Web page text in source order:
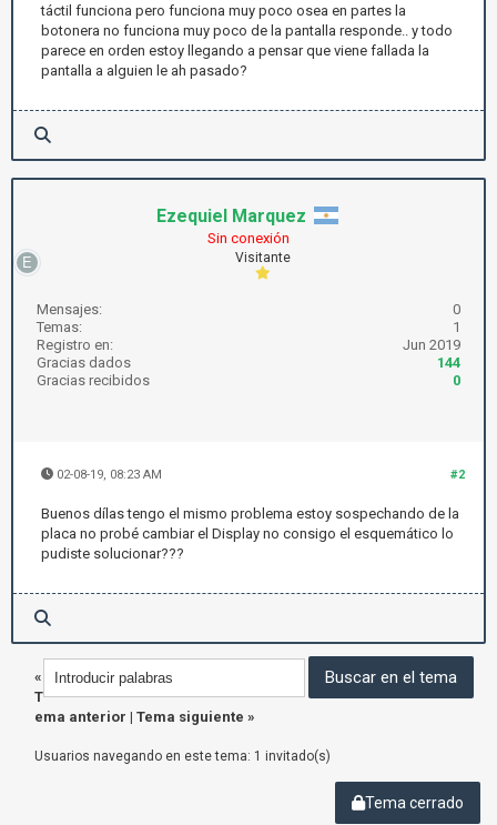
táctil funciona pero funciona muy poco osea en partes la
botonera no funciona muy poco de la pantalla responde.. y todo
parece en orden estoy llegando a pensar que viene fallada la
pantalla a alguien le ah pasado?
Ezequiel Marquez
Sin conexión
Visitante
Mensajes:
0
Temas:
1
Registro en:
Jun 2019
Gracias dados
144
Gracias recibidos
0
#2
02-08-19, 08:23 AM
Buenos dílas tengo el mismo problema estoy sospechando de la
placa no probé cambiar el Display no consigo el esquemático lo
pudiste solucionar???
«
T
ema anterior | Tema siguiente »
Usuarios navegando en este tema: 1 invitado(s)
Tema cerrado